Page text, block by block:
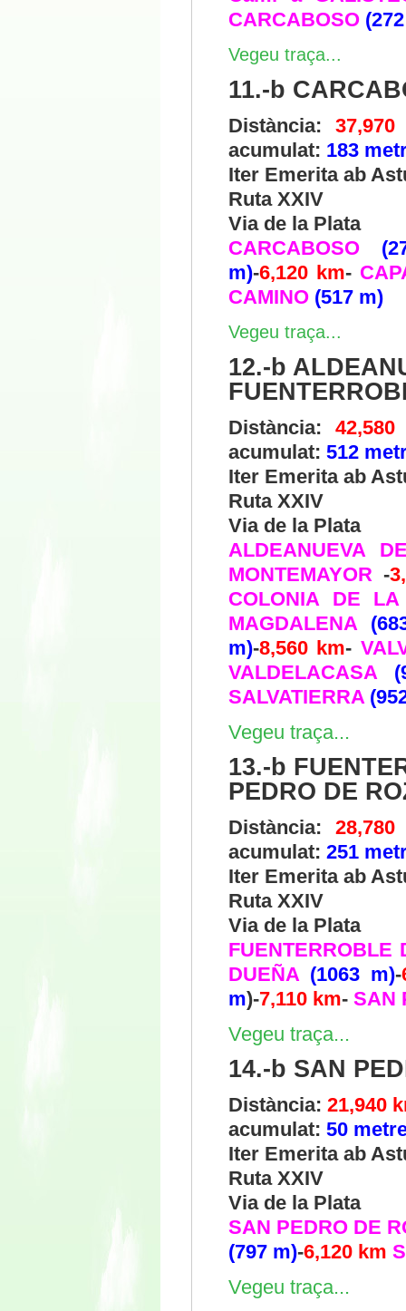
CARCABOSO
Vegeu traça...
11.-b
Distància:
acumulat: 183
Iter Emerita ab
Ruta XXIV
Via de la Plata
CARCABOSO
m)-6,120 km-
CAMINO (517 m)
Vegeu traça...
12.-b
Distància:
acumulat: 512
Iter Emerita ab
Ruta XXIV
Via de la Plata
ALDEANUEVA
MONTEMAYOR -
COLONIA DE
MAGDALENA
m)-8,560 km-
VALDELACASA
SALVATIERRA
Vegeu traça...
13.-b
PEDRO DE
Distància:
acumulat: 251
Iter Emerita ab
Ruta XXIV
Via de la Plata
FUENTERROBLE
DUEÑA (1063 m)-
m)-7,110 km- SAN
Vegeu traça...
14.-b SAN
Distància: 21,940
acumulat: 50
Iter Emerita ab
Ruta XXIV
Via de la Plata
SAN PEDRO DE
(797 m)-6,120 km
Vegeu traça...